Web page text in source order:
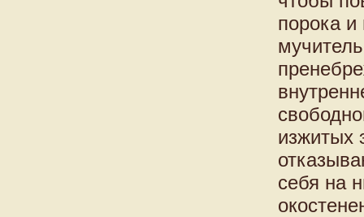
порока и
изжитых
себя на